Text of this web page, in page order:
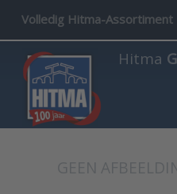
Volledig Hitma-Assortiment
Hitma